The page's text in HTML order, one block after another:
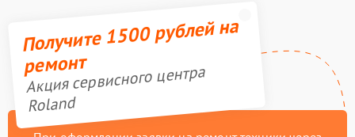
Получите 1500 рублей на
ремонт
Акция сервисного центра
Roland